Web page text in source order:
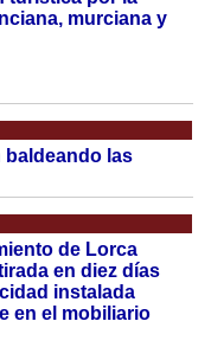
murciana y
baldeando las
de Lorca
en diez días
instalada
en el mobiliario